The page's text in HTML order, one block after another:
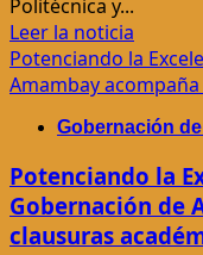
Bado
Politécnica y...
Leer la noticia
más
acerca
UPAP
y
de
Potenciando la
Amambay
Gobernación
Potenciando la
Gobernación de
clausuras